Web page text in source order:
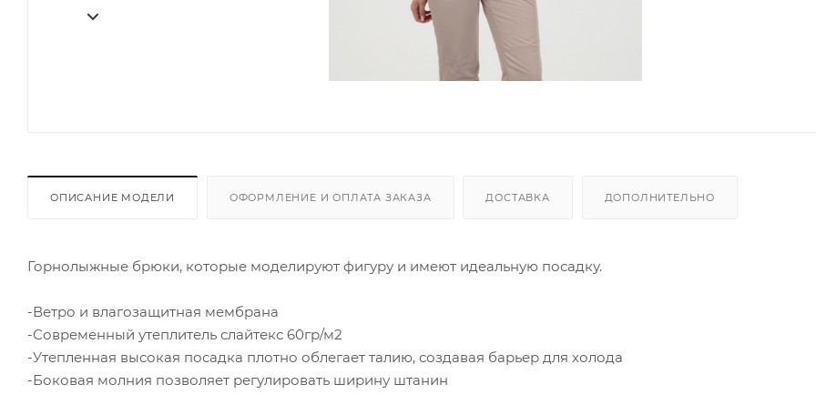
ОПИСАНИЕ МОДЕЛИ ОФОРМЛЕНИЕ И ОПЛАТА ЗАКАЗА ДОСТАВКА ДОПОЛНИТЕЛЬНО
Горнолыжные брюки, которые моделируют фигуру и имеют идеальную посадку.
-Ветро и влагозащитная мембрана
-Современный утеплитель слайтекс 60гр/м2
-Утепленная высокая посадка плотно облегает талию, создавая барьер для холода
-Боковая молния позволяет регулировать ширину штанин